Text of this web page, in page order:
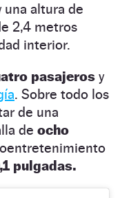
una altura de
2,4 metros
interior.
pasajeros y
. Sobre todo los
de una
de ocho
pulgadas.